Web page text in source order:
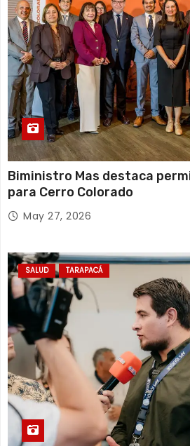
Biministro Mas destaca
para Cerro Colorado
May 27, 2026
SALUD TARAPACÁ